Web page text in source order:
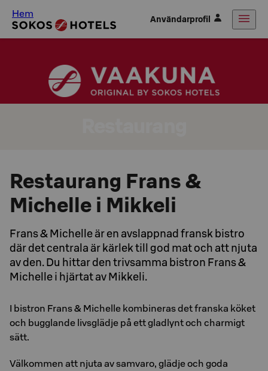
Hem Användarprofil
Restaurang Frans &
Michelle i Mikkeli
Frans & Michelle är en avslappnad fransk bistro
där det centrala är kärlek till god mat och att njuta
av den. Du hittar den trivsamma bistron Frans &
Michelle i hjärtat av Mikkeli.
I bistron Frans & Michelle kombineras det franska köket
och bugglande livsglädje på ett gladlynt och charmigt
sätt.
Välkommen att njuta av samvaro, glädje och goda